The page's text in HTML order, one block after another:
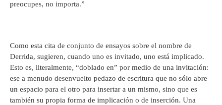
preocupes, no importa.”
Como esta cita de conjunto de ensayos sobre el nombre de
Derrida, sugieren, cuando uno es invitado, uno está implicado.
Esto es, literalmente, “doblado en” por medio de una invitación:
ese a menudo desenvuelto pedazo de escritura que no sólo abre
un espacio para el otro para insertar a un mismo, sino que es
también su propia forma de implicación o de inserción. Una